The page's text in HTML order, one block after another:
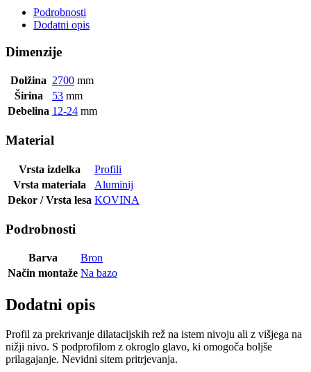
Podrobnosti
Dodatni opis
Dimenzije
Dolžina 2700 mm
Širina
53 mm
Debelina 12-24 mm
Material
Vrsta izdelka
Profili
Vrsta materiala
Aluminij
Dekor / Vrsta lesa KOVINA
Podrobnosti
Barva
Bron
Način montaže Na bazo
Dodatni opis
Profil za prekrivanje dilatacijskih rež na istem nivoju ali z višjega na
nižji nivo. S podprofilom z okroglo glavo, ki omogoča boljše
prilagajanje. Nevidni sitem pritrjevanja.